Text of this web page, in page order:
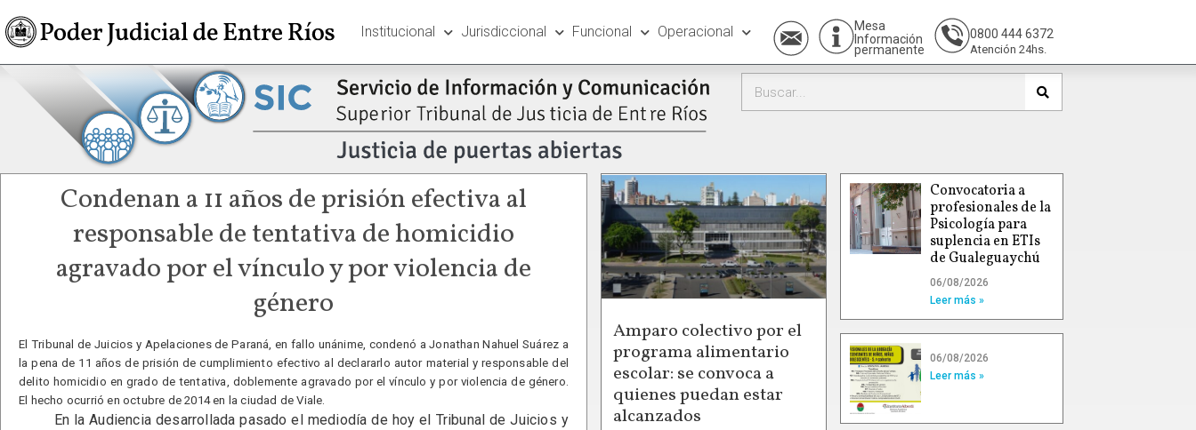
Institucional Jurisdiccional Funcional Operacional
Mesa
Información
permanente
0800 444 6372
Atención 24hs.
Condenan a 11 años de prisión efectiva al
responsable de tentativa de homicidio
agravado por el vínculo y por violencia de
género
El Tribunal de Juicios y Apelaciones de Paraná, en fallo unánime, condenó a Jonathan Nahuel Suárez a
la pena de 11 años de prisión de cumplimiento efectivo al declararlo autor material y responsable del
delito homicidio en grado de tentativa, doblemente agravado por el vínculo y por violencia de género.
El hecho ocurrió en octubre de 2014 en la ciudad de Viale.
En la Audiencia desarrollada pasado el mediodía de hoy el Tribunal de Juicios y
Amparo colectivo por el
programa alimentario
escolar: se convoca a
quienes puedan estar
alcanzados
Convocatoria a
profesionales de la
Psicología para
suplencia en ETIs
de Gualeguaychú
06/08/2026
Leer más »
06/08/2026
Leer más »